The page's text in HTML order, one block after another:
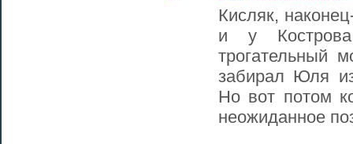
Кисляк,
и у
трогательный
забирал Юля
Но вот потом
неожиданное